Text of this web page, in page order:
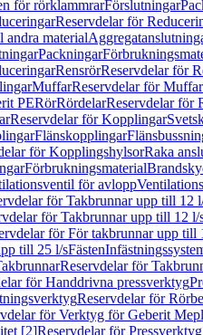
för rörklammrarFörslutningar
Reservdelar för
andra material
Packningar
RensrörReservdelar för
MuffarReservdelar för Muffar
PERörRördelarReservdelar för
Reservdelar för Kopplingar
Flänskopplingar
för KopplingshylsorRaka
Förbrukningsmaterial
för avlopp
för Takbrunnar upp till 12
för Takbrunnar upp till 12 l/
för För takbrunnar upp till
till 25 l/sFästen
Reservdelar för
för Handdrivna pressverktyg
Reservdelar för
för Verktyg för Geberit
[2]Reservdelar för